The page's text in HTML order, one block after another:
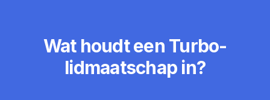
Wat houdt een Turbo-
lidmaatschap in?